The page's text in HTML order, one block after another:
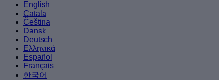
English
Català
Čeština
Dansk
Deutsch
Ελληνικά
Español
Français
한국어